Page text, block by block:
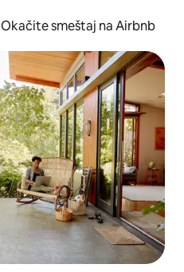
Okačite smeštaj na Airbnb